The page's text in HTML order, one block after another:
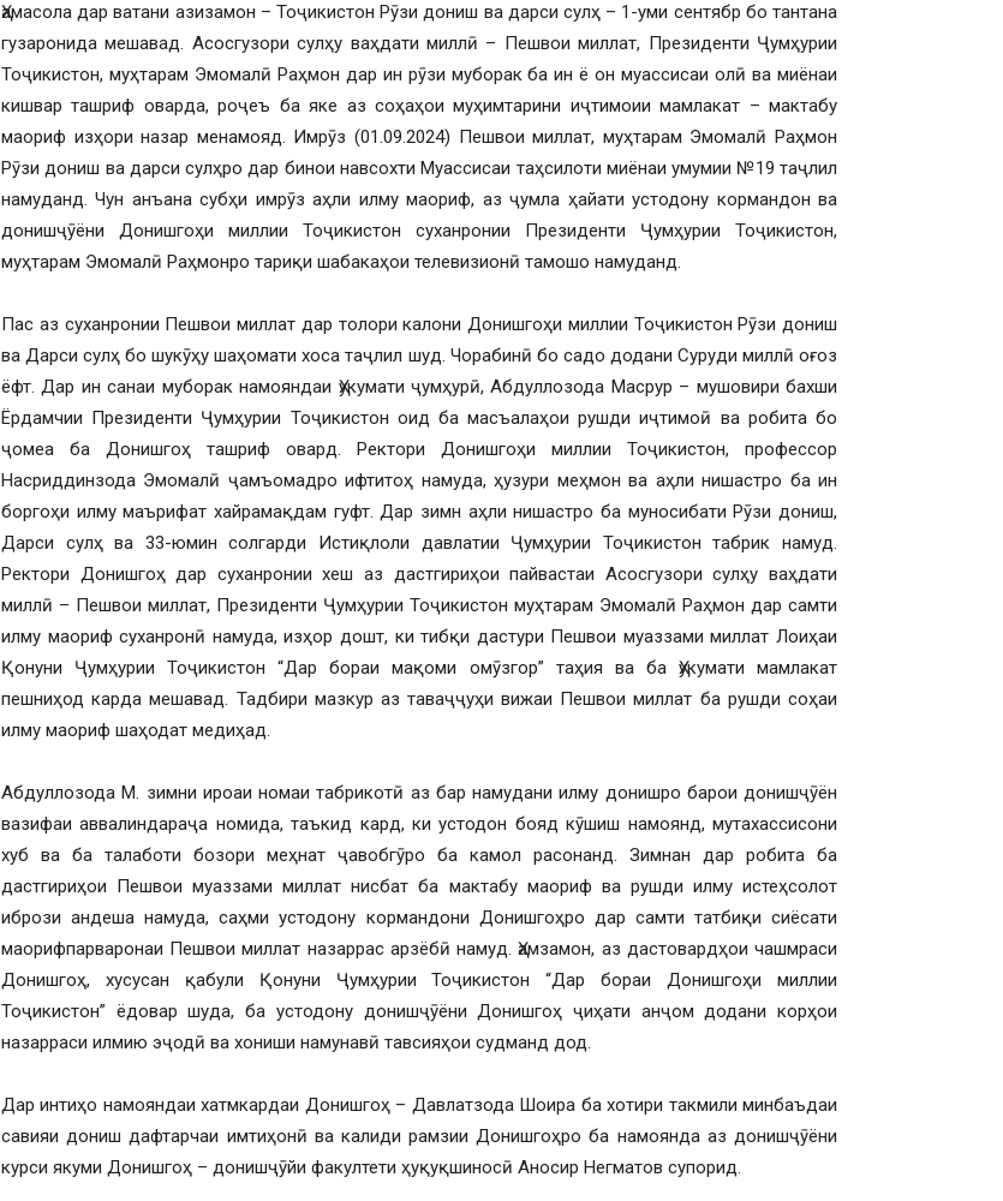
Ҳамасола дар ватани азизамон – Тоҷикистон Рӯзи дониш ва дарси сулҳ – 1-уми сентябр бо тантана
гузаронида мешавад. Асосгузори сулҳу ваҳдати миллӣ – Пешвои миллат, Президенти Ҷумҳурии
Тоҷикистон, муҳтарам Эмомалӣ Раҳмон дар ин рӯзи муборак ба ин ё он муассисаи олӣ ва миёнаи
кишвар ташриф оварда, роҷеъ ба яке аз соҳаҳои муҳимтарини иҷтимоии мамлакат – мактабу
маориф изҳори назар менамояд. Имрӯз (01.09.2024) Пешвои миллат, муҳтарам Эмомалӣ Раҳмон
Рӯзи дониш ва дарси сулҳро дар бинои навсохти Муассисаи таҳсилоти миёнаи умумии №19 таҷлил
намуданд. Чун анъана субҳи имрӯз аҳли илму маориф, аз ҷумла ҳайати устодону кормандон ва
донишҷӯёни Донишгоҳи миллии Тоҷикистон суханронии Президенти Ҷумҳурии Тоҷикистон,
муҳтарам Эмомалӣ Раҳмонро тариқи шабакаҳои телевизионӣ тамошо намуданд.
Пас аз суханронии Пешвои миллат дар толори калони Донишгоҳи миллии Тоҷикистон Рӯзи дониш
ва Дарси сулҳ бо шукӯҳу шаҳомати хоса таҷлил шуд. Чорабинӣ бо садо додани Суруди миллӣ оғоз
ёфт. Дар ин санаи муборак намояндаи Ҳукумати ҷумҳурӣ, Абдуллозода Масрур – мушовири бахши
Ёрдамчии Президенти Ҷумҳурии Тоҷикистон оид ба масъалаҳои рушди иҷтимоӣ ва робита бо
ҷомеа ба Донишгоҳ ташриф овард. Ректори Донишгоҳи миллии Тоҷикистон, профессор
Насриддинзода Эмомалӣ ҷамъомадро ифтитоҳ намуда, ҳузури меҳмон ва аҳли нишастро ба ин
боргоҳи илму маърифат хайрамақдам гуфт. Дар зимн аҳли нишастро ба муносибати Рӯзи дониш,
Дарси сулҳ ва 33-юмин солгарди Истиқлоли давлатии Ҷумҳурии Тоҷикистон табрик намуд.
Ректори Донишгоҳ дар суханронии хеш аз дастгириҳои пайвастаи Асосгузори сулҳу ваҳдати
миллӣ – Пешвои миллат, Президенти Ҷумҳурии Тоҷикистон муҳтарам Эмомалӣ Раҳмон дар самти
илму маориф суханронӣ намуда, изҳор дошт, ки тибқи дастури Пешвои муаззами миллат Лоиҳаи
Қонуни Ҷумҳурии Тоҷикистон “Дар бораи мақоми омӯзгор” таҳия ва ба Ҳукумати мамлакат
пешниҳод карда мешавад. Тадбири мазкур аз таваҷҷуҳи вижаи Пешвои миллат ба рушди соҳаи
илму маориф шаҳодат медиҳад.
Абдуллозода М. зимни ироаи номаи табрикотӣ аз бар намудани илму донишро барои донишҷӯён
вазифаи аввалиндараҷа номида, таъкид кард, ки устодон бояд кӯшиш намоянд, мутахассисони
хуб ва ба талаботи бозори меҳнат ҷавобгӯро ба камол расонанд. Зимнан дар робита ба
дастгириҳои Пешвои муаззами миллат нисбат ба мактабу маориф ва рушди илму истеҳсолот
ибрози андеша намуда, саҳми устодону кормандони Донишгоҳро дар самти татбиқи сиёсати
маорифпарваронаи Пешвои миллат назаррас арзёбӣ намуд. Ҳамзамон, аз дастовардҳои чашмраси
Донишгоҳ, хусусан қабули Қонуни Ҷумҳурии Тоҷикистон “Дар бораи Донишгоҳи миллии
Тоҷикистон” ёдовар шуда, ба устодону донишҷӯёни Донишгоҳ ҷиҳати анҷом додани корҳои
назарраси илмию эҷодӣ ва хониши намунавӣ тавсияҳои судманд дод.
Дар интиҳо намояндаи хатмкардаи Донишгоҳ – Давлатзода Шоира ба хотири такмили минбаъдаи
савияи дониш дафтарчаи имтиҳонӣ ва калиди рамзии Донишгоҳро ба намоянда аз донишҷӯёни
курси якуми Донишгоҳ – донишҷӯйи факултети ҳуқуқшиносӣ Аносир Негматов супорид.